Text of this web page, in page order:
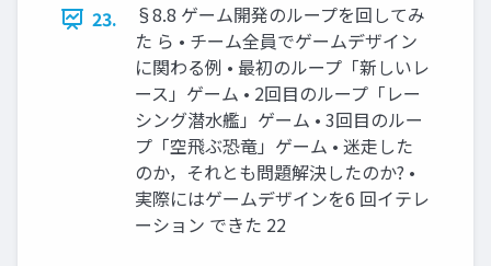
23.
§8.8 ゲーム開発のループを回してみ
た ら • チーム全員でゲームデザイン
に関わる例 • 最初のループ「新しいレ
ース」ゲーム • 2回目のループ「レー
シング潜水艦」ゲーム • 3回目のルー
プ「空飛ぶ恐竜」ゲーム • 迷走した
のか，それとも問題解決したのか? •
実際にはゲームデザインを6 回イテレ
ーション できた 22